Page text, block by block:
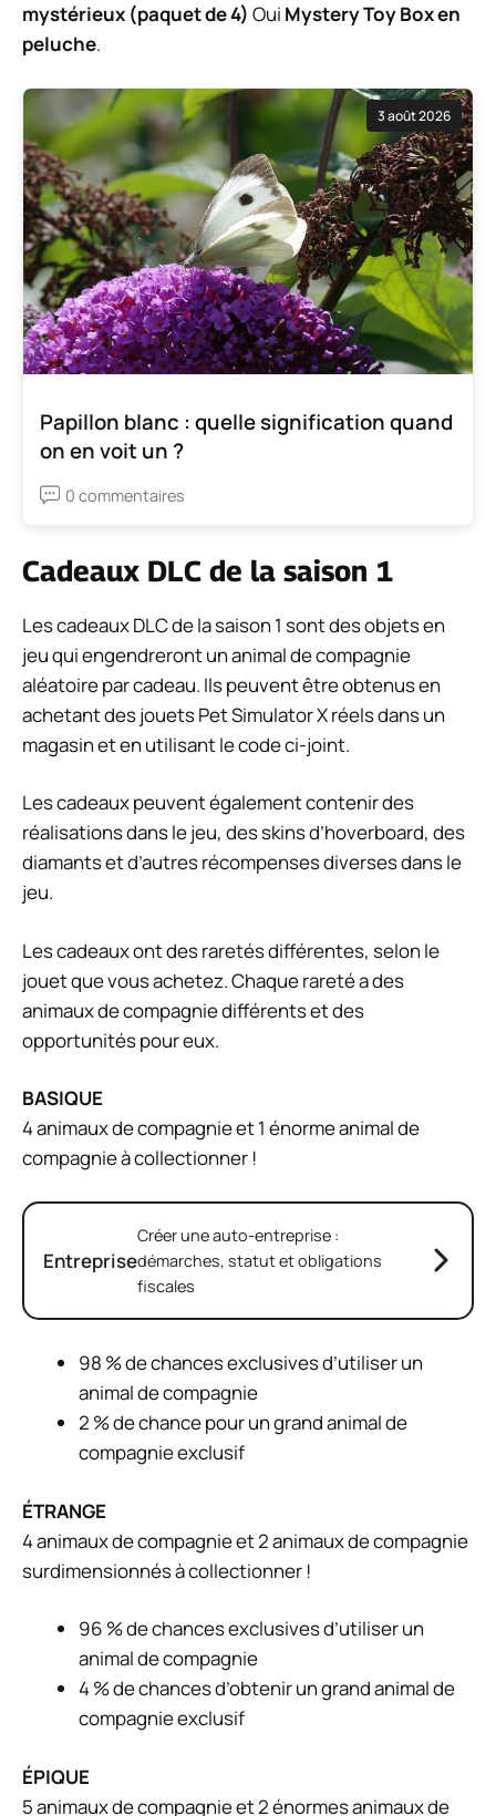
mystérieux (paquet de 4) Oui Mystery Toy Box en
peluche.
3 août 2026
Papillon blanc : quelle signification quand
on en voit un ?
0 commentaires
Cadeaux DLC de la saison 1
Les cadeaux DLC de la saison 1 sont des objets en
jeu qui engendreront un animal de compagnie
aléatoire par cadeau. Ils peuvent être obtenus en
achetant des jouets Pet Simulator X réels dans un
magasin et en utilisant le code ci-joint.
Les cadeaux peuvent également contenir des
réalisations dans le jeu, des skins d’hoverboard, des
diamants et d’autres récompenses diverses dans le
jeu.
Les cadeaux ont des raretés différentes, selon le
jouet que vous achetez. Chaque rareté a des
animaux de compagnie différents et des
opportunités pour eux.
BASIQUE
4 animaux de compagnie et 1 énorme animal de
compagnie à collectionner !
Entreprise
Créer une auto-entreprise :
démarches, statut et obligations
fiscales
98 % de chances exclusives d’utiliser un
animal de compagnie
2 % de chance pour un grand animal de
compagnie exclusif
ÉTRANGE
4 animaux de compagnie et 2 animaux de compagnie
surdimensionnés à collectionner !
96 % de chances exclusives d’utiliser un
animal de compagnie
4 % de chances d’obtenir un grand animal de
compagnie exclusif
ÉPIQUE
5 animaux de compagnie et 2 énormes animaux de